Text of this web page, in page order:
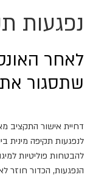
נפגעות
לאחר
שתסגור את
דחיית אישור התקציב
לנפגעות תקיפה מינית
להבטחות פוליטיות
הנפגעות, הכדור חוזר